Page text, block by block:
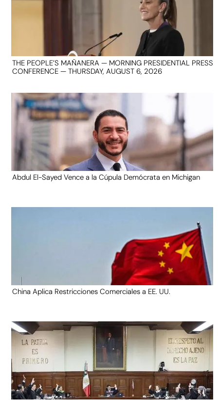
THE PEOPLE’S MAÑANERA — MORNING PRESIDENTIAL PRESS
CONFERENCE — THURSDAY, AUGUST 6, 2026
Abdul El-Sayed Vence a la Cúpula Demócrata en Michigan
China Aplica Restricciones Comerciales a EE. UU.